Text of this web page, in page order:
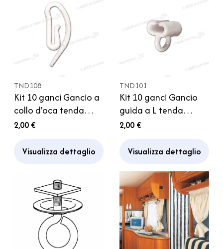
TND108
Kit 10 ganci Gancio a
collo d'oca tenda
tendina camper
2,00 €
Visualizza dettaglio
TND101
Kit 10 ganci Gancio
guida a L tenda
tendina camper
2,00 €
Visualizza dettaglio